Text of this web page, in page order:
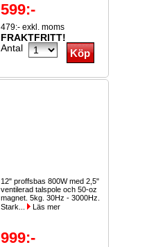
599:-
479:- exkl. moms
FRAKTFRITT!
Antal
12" proffsbas 800W med 2,5"
ventilerad talspole och 50-oz
magnet. 5kg. 30Hz - 3000Hz.
Stark...
Läs mer
999:-